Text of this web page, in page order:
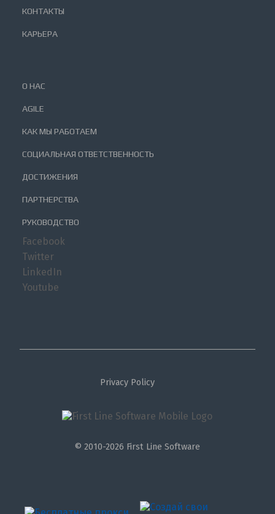
КОНТАКТЫ
КАРЬЕРА
О НАС
AGILE
КАК МЫ РАБОТАЕМ
СОЦИАЛЬНАЯ ОТВЕТСТВЕННОСТЬ
ДОСТИЖЕНИЯ
ПАРТНЕРСТВА
РУКОВОДСТВО
Facebook
Twitter
LinkedIn
Youtube
Privacy Policy
© 2010-2026 First Line Software